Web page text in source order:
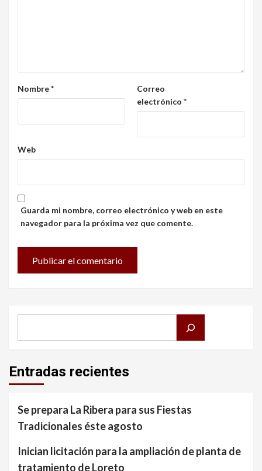
Nombre*
Correo
electrónico *
Web
Guarda mi nombre, correo electrónico y web en este
navegador para la próxima vez que comente.
Entradas recientes
Se prepara La Ribera para sus Fiestas
Tradicionales éste agosto
Inician licitación para la ampliación de planta de
tratamiento de Loreto